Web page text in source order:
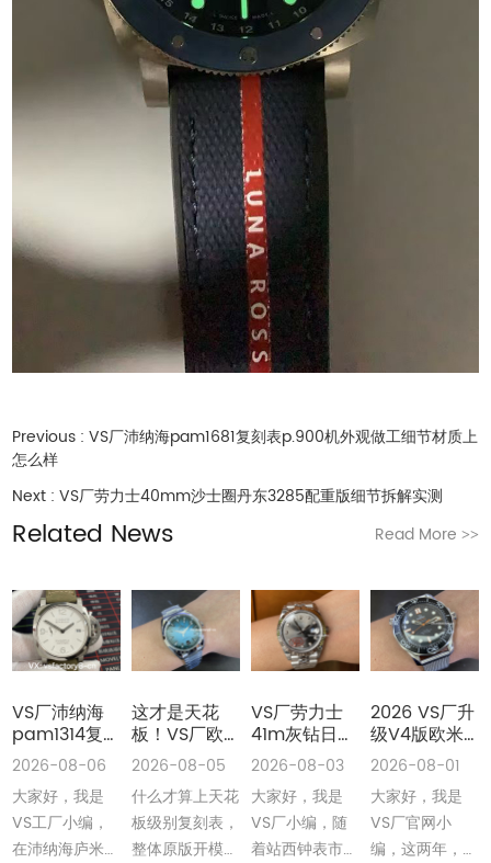
Previous :VS厂沛纳海pam1681复刻表p.900机外观做工细节材质上
怎么样
Next :VS厂劳力士40mm沙士圈丹东3285配重版细节拆解实测
Related News Read More >>
VS厂沛纳海
pam1314复
刻表是最高版
本吗评测
2026-08-06
大家好，我是
VS工厂小编，
在沛纳海庐米诺
这才是天花
板！VS厂欧
米茄41m海马
150米绿松石
丹东8900机
做工细节全解
析
2026-08-05
什么才算上天花
板级别复刻表，
整体原版开模开
VS厂劳力士
41m灰钻日志
丹东3235机
无卡度版本做
工细节值不值
得入手深度评
测
2026-08-03
大家好，我是
VS厂小编，随
着站西钟表市场
2026 VS厂升
级V4版欧米
茄海马300无
暇橙针丹东
8806机整体
外观还原细节
深度评测
2026-08-01
大家好，我是
VS厂官网小
编，这两年，